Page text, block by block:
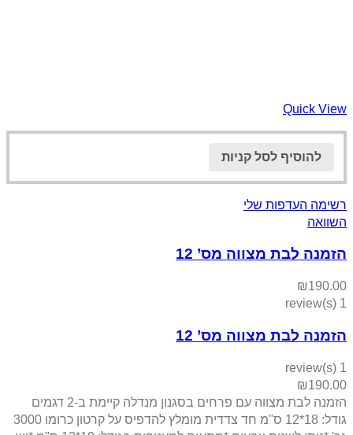
Quick View
להוסיף לסל קניות
רשימה העדפות שלי
השוואה
הזמנה לבת מצווה מס’ 12
₪190.00
1 review(s)
הזמנה לבת מצווה מס’ 12
1 review(s)
₪190.00
הזמנה לבת מצווה עם פרחים בסגנון מנדלה קיימת ב-2 דגמים
גודל: 18*12 ס"מ חד צדדית מומלץ להדפיס על קרטון כרומו 3000